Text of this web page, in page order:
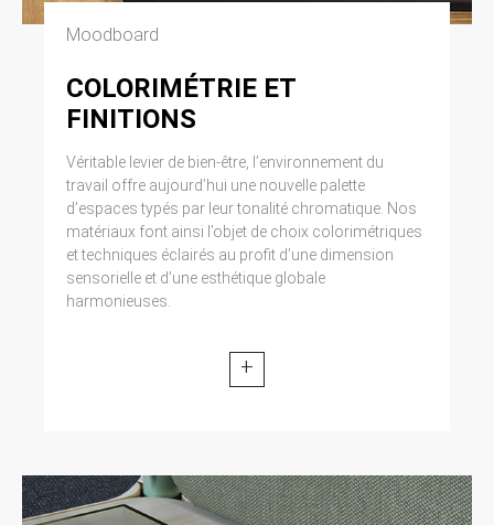
Moodboard
COLORIMÉTRIE ET
FINITIONS
Véritable levier de bien-être, l’environnement du
travail offre aujourd’hui une nouvelle palette
d’espaces typés par leur tonalité chromatique. Nos
matériaux font ainsi l’objet de choix colorimétriques
et techniques éclairés au profit d’une dimension
sensorielle et d’une esthétique globale
harmonieuses.
+